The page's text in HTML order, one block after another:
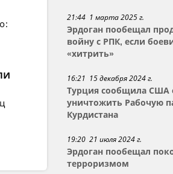
21:44 1 марта 2025 г.
Эрдоган пообещал
войну с РПК, если
«хитрить»
16:21 15 декабря 2024 г.
Турция сообщила США
уничтожить Рабочую
Курдистана
19:20 21 июля 2024 г.
Эрдоган пообещал
терроризмом